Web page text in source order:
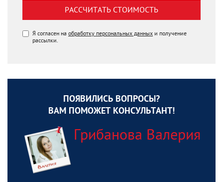
РАССЧИТАТЬ СТОИМОСТЬ
Я согласен на обработку персональных данных и получение
рассылки.
ПОЯВИЛИСЬ ВОПРОСЫ?
ВАМ ПОМОЖЕТ КОНСУЛЬТАНТ!
Грибанова Валерия